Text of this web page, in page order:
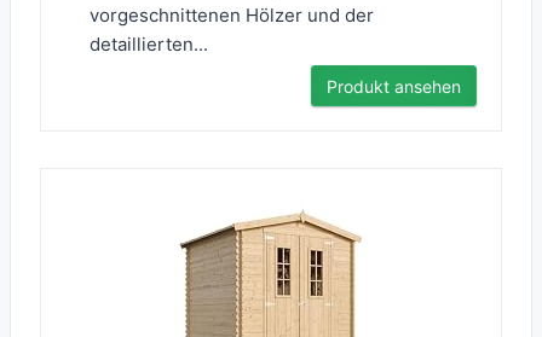
vorgeschnittenen Hölzer und der
detaillierten...
Produkt ansehen